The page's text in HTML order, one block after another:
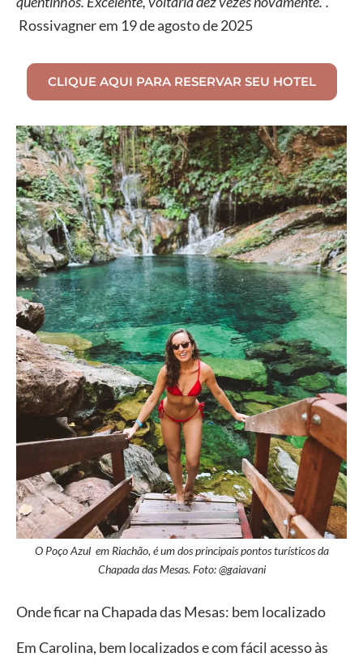
Rossivagner em 19 de agosto de 2025
CLIQUE AQUI PARA RESERVAR SEU HOTEL
O Poço Azul em Riachão, é um dos principais pontos turísticos da
Chapada das Mesas. Foto: @gaiavani
Onde ficar na Chapada das Mesas: bem localizado
Em Carolina, bem localizados e com fácil acesso às